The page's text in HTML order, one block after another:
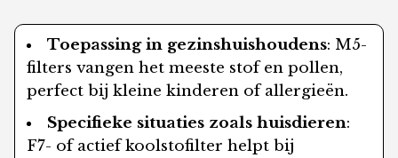
Toepassing in gezinshuishoudens: M5-
filters vangen het meeste stof en pollen,
perfect bij kleine kinderen of allergieën.
Specifieke situaties zoals huisdieren:
F7- of actief koolstofilter helpt bij